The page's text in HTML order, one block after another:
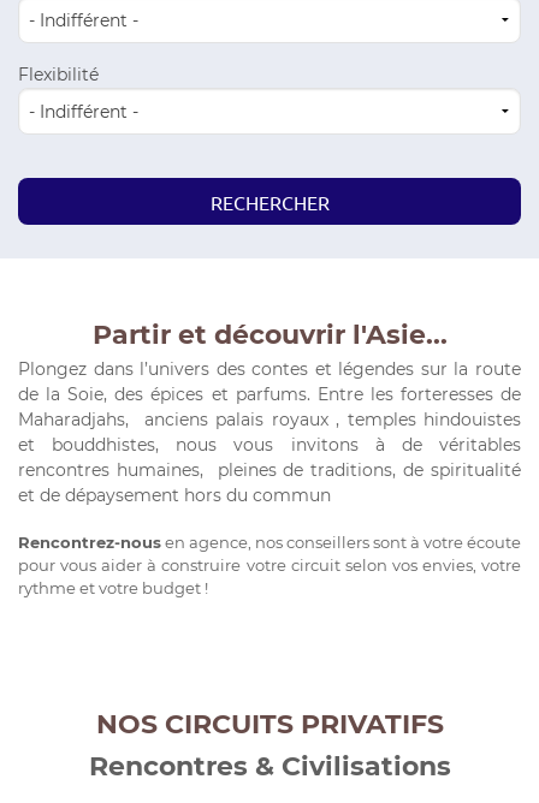
Flexibilité
Partir et découvrir l'Asie...
Plongez dans l’univers des contes et légendes sur la route
de la Soie, des épices et parfums. Entre les forteresses de
Maharadjahs, anciens palais royaux , temples hindouistes
et bouddhistes, nous vous invitons à de véritables
rencontres humaines, pleines de traditions, de spiritualité
et de dépaysement hors du commun
Rencontrez-nousen agence, nos conseillers sont à votre écoute
pour vous aider à construire votre circuit selon vos envies, votre
rythme et votre budget !
NOS CIRCUITS PRIVATIFS
Rencontres & Civilisations